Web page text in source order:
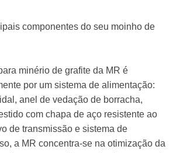
componentes do seu moinho de
minério de grafite da MR é
por um sistema de alimentação:
anel de vedação de borracha,
com chapa de aço resistente ao
de transmissão e sistema de
a MR concentra-se na otimização da